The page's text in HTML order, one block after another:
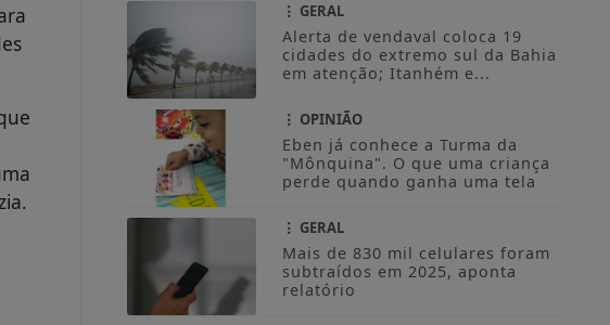
GERAL
Alerta de vendaval coloca 19
cidades do extremo sul da Bahia
em atenção; Itanhém e...
OPINIÃO
Eben já conhece a Turma da
"Mônquina". O que uma criança
perde quando ganha uma tela
GERAL
Mais de 830 mil celulares foram
subtraídos em 2025, aponta
relatório